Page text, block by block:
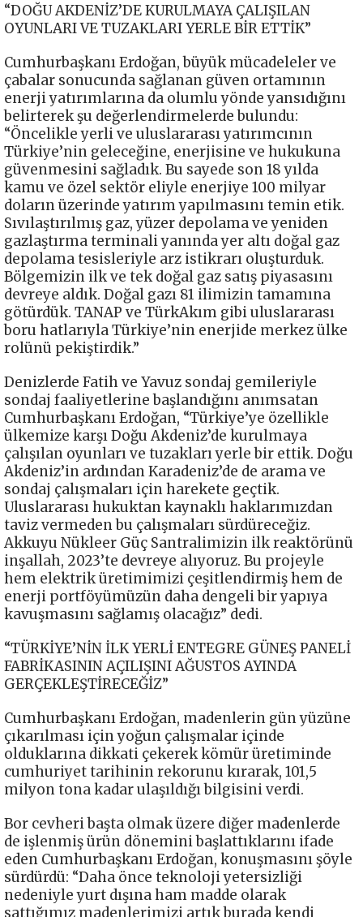
“DOĞU AKDENİZ’DE KURULMAYA ÇALIŞILAN
OYUNLARI VE TUZAKLARI YERLE BİR ETTİK”
Cumhurbaşkanı Erdoğan, büyük mücadeleler ve
çabalar sonucunda sağlanan güven ortamının
enerji yatırımlarına da olumlu yönde yansıdığını
belirterek şu değerlendirmelerde bulundu:
“Öncelikle yerli ve uluslararası yatırımcının
Türkiye’nin geleceğine, enerjisine ve hukukuna
güvenmesini sağladık. Bu sayede son 18 yılda
kamu ve özel sektör eliyle enerjiye 100 milyar
doların üzerinde yatırım yapılmasını temin etik.
Sıvılaştırılmış gaz, yüzer depolama ve yeniden
gazlaştırma terminali yanında yer altı doğal gaz
depolama tesisleriyle arz istikrarı oluşturduk.
Bölgemizin ilk ve tek doğal gaz satış piyasasını
devreye aldık. Doğal gazı 81 ilimizin tamamına
götürdük. TANAP ve TürkAkım gibi uluslararası
boru hatlarıyla Türkiye’nin enerjide merkez ülke
rolünü pekiştirdik.”
Denizlerde Fatih ve Yavuz sondaj gemileriyle
sondaj faaliyetlerine başlandığını anımsatan
Cumhurbaşkanı Erdoğan, “Türkiye’ye özellikle
ülkemize karşı Doğu Akdeniz’de kurulmaya
çalışılan oyunları ve tuzakları yerle bir ettik. Doğu
Akdeniz’in ardından Karadeniz’de de arama ve
sondaj çalışmaları için harekete geçtik.
Uluslararası hukuktan kaynaklı haklarımızdan
taviz vermeden bu çalışmaları sürdüreceğiz.
Akkuyu Nükleer Güç Santralimizin ilk reaktörünü
inşallah, 2023’te devreye alıyoruz. Bu projeyle
hem elektrik üretimimizi çeşitlendirmiş hem de
enerji portföyümüzün daha dengeli bir yapıya
kavuşmasını sağlamış olacağız” dedi.
“TÜRKİYE’NİN İLK YERLİ ENTEGRE GÜNEŞ PANELİ
FABRİKASININ AÇILIŞINI AĞUSTOS AYINDA
GERÇEKLEŞTİRECEĞİZ”
Cumhurbaşkanı Erdoğan, madenlerin gün yüzüne
çıkarılması için yoğun çalışmalar içinde
olduklarına dikkati çekerek kömür üretiminde
cumhuriyet tarihinin rekorunu kırarak, 101,5
milyon tona kadar ulaşıldığı bilgisini verdi.
Bor cevheri başta olmak üzere diğer madenlerde
de işlenmiş ürün dönemini başlattıklarını ifade
eden Cumhurbaşkanı Erdoğan, konuşmasını şöyle
sürdürdü: “Daha önce teknoloji yetersizliği
nedeniyle yurt dışına ham madde olarak
sattığımız madenlerimizi artık burada kendi